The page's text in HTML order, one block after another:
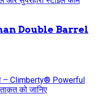
Double Barrel